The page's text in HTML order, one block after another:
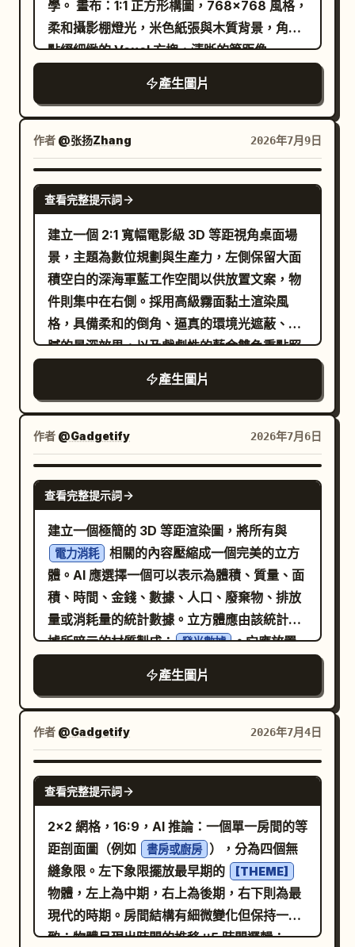
用紅色引線與紅色標籤。 左側資訊面板：左上
方放置標題「PGU-05 行星齒輪組」與副標題
「爆炸圖與零件參考」。下方包含一個規格區
塊，共 5 行：齒輪比 27.31:1、最大輸入轉速
6000 RPM、最大輸出扭矩 320 N-m、效率
94%、重量 3.7 kg。下方加入一段功能概
述，說明行星齒輪組利用多個行星齒輪圍繞中
心太陽齒輪旋轉，同時與內齒圈嚙合，以分配
負載並在緊湊的傳動系統中增加扭矩容量。 嵌
標註為「SECTION A-A」，顯示組裝齒輪組
的白色線條剖面圖。下方嵌入框標註為「05
太陽齒輪 [細節]」，使用紅色線條顯示獨立的
太陽齒輪，並附上尺寸箭頭與註釋，例如
Ø18.00、Ø32.00 與 Ø12.00 (H7)。 右側參
字體。包含材質與齒數標註，例如內齒圈
Z=72 模數 1.25、行星齒輪 Z=24 模數 1.25、
太陽齒輪 Z=18 模數 1.25。加入一個包含 5 點
編號註釋的註釋區塊：所有齒輪壓力角 20°、
齒輪材質 20CrMnTi、熱處理滲碳、所有尺寸
單位為毫米、公差符合 ISO 2768-mK。底部
加入一個標註為 1:1 的比例尺，刻度從 0 到
100 mm。 視覺風格：高細節 CAD 製圖美
學，精確的細線條，乾淨的等寬字體，白色線
條帶有細微光暈，僅太陽齒輪細節與對應標註
使用紅色強調，無攝影陰影，除白色/灰色與紅
色外無其他顏色。確保所有文字清晰可辨，並
像專業機械製圖一樣對齊。
學。 畫布：1:1 正方形構圖，768x768 風格，
柔和攝影棚燈光，米色紙張與木質背景，角落
點綴細緻的 Voxel 方塊，清晰的等距像
素/Voxel 邊緣，淺陰影，非寫實風格。 主標
題區：在頂部放置一個大型奶油色斜角看板，
上方顯示塊狀日文文字 300 超 AI 網站建置 。
將「300 超」設為亮橘紅色，「AI 網站建置」
設為黑色。在標題下方，貼上一個小型置中的
米色標籤，文字為 實績 。使用厚實的立體
Voxel 字體。 中央佈局：在標題下方，建立一
個大型奶油色邊框面板，並帶有裝飾性的階梯
狀邊緣。在面板內，將內容分為三個垂直區
域：左側清單、中央工作流程插圖、右側清
單。區域之間使用虛線垂直分隔線。 左側清
單：標題標籤為 不要
。顯示 4 個不使用的項
目，每個項目左側有一個大型黑色 Voxel X 圖
示，右側有一個小型奶油色標籤。由上至下 4
個標籤分別為：「フィグマ」、「フレーマ
ー」、「ウェブフロー」、「コード」。 中央
工作流程插圖：垂直堆疊 3 個主要元素：1) 一
台黑色電腦螢幕，顯示簡單的程式碼/編輯器視
窗，使用橘色與米色線條；2) 一張奶油色文
件，帶有幾行文字與一個橘色方塊；3) 底部有
狀與 Voxel 構成。 右側清單：標題標籤為
使用工具
。顯示 3 個核准項目，每個項目在
奶油色方塊上有一個綠色 Voxel 打勾圖示，右
側有一個小型奶油色標籤。由上至下 3 個標籤
分別為：「クロード」、「動画生成」、「プ
3 張獨立的奶油色斜角卡片。卡片 1 帶有橘色
對話框圖示與文字「相談風 デザイン」。卡片
2 帶有橘色立方體圖示與文字「AI で 構築」。
卡片 3 帶有橘色鉛筆圖示與文字「最小入
力」。 角色與裝飾物件：加入 2 個 Voxel 角
色/吉祥物：左下方為一名穿著黑色連帽衫的黑
髮小人，手指向上方面板；右下方為一隻坐在
面板旁的橘白色 Voxel 貓。左上方架子上放置
一盆小型塊狀盆栽，右上方架子放置直立書
籍。散落微小的米色與橘色方塊作為裝飾，但
保持海報整潔易讀。 視覺風格：高品質 3D
Voxel 立體透視模型，塊狀立體日文字體，溫
暖的奶油色、棕褐色、橘色、黑色與綠色調色
產生圖片
作者 @张扬Zhang 2026年7月9日
GPT IMAGE 2
查看完整提示詞
建立一個 2:1 寬幅電影級 3D 等距視角桌面場
景，主題為數位規劃與生產力，左側保留大面
積空白的深海軍藍工作空間以供放置文案，物
件則集中在右側。採用高級霧面黏土渲染風
格，具備柔和的倒角、逼真的環境光遮蔽、細
膩的景深效果，以及戲劇性的藍金雙色重點照
明。桌面為深海軍藍色，背景為從深藍色漸變
至炭灰色的平滑過渡。 主體與佈局：在畫布右
半部精確排列 10 組主要物件：1) 一疊層次分
明的白色、海軍藍、寶石藍與柔和金色文件及
資料夾，透視角度略微旋轉；2) 中央一張打開
的文件或儀表板頁面，顯示淺色矩形 UI 線框與
藍色標題區塊；3) 上方一張微凸起的網頁卡
片，包含一個藍色標題矩形與三個下方內容區
塊；4) 前方一個較小的數據分析圖磚，帶有六
個藍灰色圓角正方形；5) 一張深色水平圖表卡
片，帶有藍色折線圖；6) 一個緊湊的環狀圖圓
盤，具備藍色與金色區段；7) 一個垂直深色檢
查清單面板，帶有六個圓形狀態點與六條短水
平列表線，其中包含一個金色高亮點；8) 右上
角一個螺旋桌曆，帶有小型深色方格網格與一
個金色高亮日期；9) 一個圓形滑鼠按鈕圖示，
帶有金色游標箭頭；10) 最右側一個藍白相間
的文件收納盒，內含資料夾。 額外桌面細節：
包含 1 支黑色鋼筆（帶金色飾邊）斜放在底部
中央，1 張小型金色便利貼貼在紙堆上，9 個
色、灰色、白色與金色的微小圓角正方形，以
及收納盒內可見的 3 個資料夾。所有文字均保
持為抽象線條與區塊，不可有可讀文字。 視覺
風格：極簡企業設計、優雅的規劃儀表板概
念、單色海軍藍色調搭配 暖金色
亮點、乾淨
產生圖片
作者 @Gadgetify 2026年7月6日
GPT IMAGE 2
查看完整提示詞
建立一個極簡的 3D 等距渲染圖，將所有與
電力消耗
相關的內容壓縮成一個完美的立方
體。AI 應選擇一個可以表示為體積、質量、面
積、時間、金錢、數據、人口、廢棄物、排放
量或消耗量的統計數據。立方體應由該統計數
據所暗示的材質製成： 發光數據 。它應放置
在一個熟悉的對比物體旁：
超乾淨攝影棚渲染、霧面黏土或物理精確材
質、中性混凝土灰背景、柔和的環境光遮蔽、
銳利邊緣、充足的留白。添加顯示高度、寬度
和深度的細微尺寸線。在上方懸浮或在地板上
印出一個巨大的數字。說明文字應註明壓縮內
容、指標、時間範圍和來源年份。核心精神：
透過將不可能的數量轉化為一個靜默的方塊，
使其變得可測量。
產生圖片
作者 @Gadgetify 2026年7月4日
GPT IMAGE 2
查看完整提示詞
2x2 網格，16:9，AI 推論：一個單一房間的等
距剖面圖（例如
書房或廚房 ），分為四個無
縫象限。左下象限擺放最早期的
[THEME]
物體，左上為中期，右上為後期，右下則為最
現代的時期。房間結構有細微變化但保持一
致；物體呈現出時間的推移 ::5 時間邏輯：